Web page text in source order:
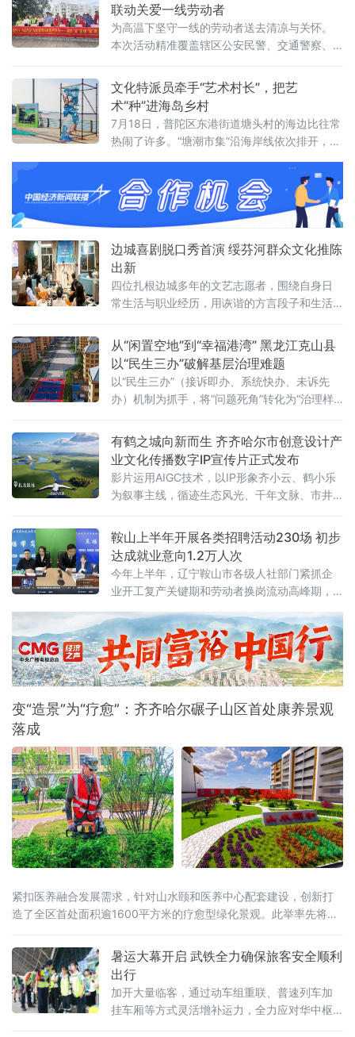
观光列车创新开展“流动楚韵•夜游江城”主题文
旅活动
联动关爱一线劳动者
为高温下坚守一线的劳动者送去清凉与关怀。
本次活动精准覆盖辖区公安民警、交通警察、
文化特派员牵手“艺术村长”，把艺
术“种”进海岛乡村
7月18日，普陀区东港街道塘头村的海边比往常
热闹了许多。“塘潮市集”沿海岸线依次排开，美
里，中国美术学院的学生支起画架，为村民绘
制肖像。文化礼堂内，鱼骨装饰手工体验台前
围满了好奇的参与者。
边城喜剧脱口秀首演 绥芬河群众文化推陈
出新
四位扎根边城多年的文艺志愿者，围绕自身日
常生活与职业经历，用诙谐的方言段子和生活
为边境城市文旅发展增添新亮点。此次脱口秀
首秀，是绥芬河群众艺术馆继广场舞展演、合
唱比赛之后，在群众文艺创作领域的又一全新
探索，打破了传统文艺演出的固有模式。此次
演出由绥芬河市委宣传部、
从“闲置空地”到“幸福港湾” 黑龙江克山县
以“民生三办”破解基层治理难题
以“民生三办”（接诉即办、系统快办、未诉先
办）机制为抓手，将“问题死角”转化为“治理样
索出一条以实干精神解锁基层治理的新路径。
有鹤之城向新而生 齐齐哈尔市创意设计产
业文化传播数字IP宣传片正式发布
影片运用AIGC技术，以IP形象齐小云、鹤小乐
为叙事主线，循迹生态风光、千年文脉、市井
的生态画卷，到薪火相传的匠心坚守；从飘香
四方的烟火味道，到动能澎湃
鞍山上半年开展各类招聘活动230场 初步
达成就业意向1.2万人次
今年上半年，辽宁鞍山市各级人社部门紧抓企
业开工复产关键期和劳动者换岗流动高峰期，
企护航”保用工促就业助振兴行动为抓手，开展
线上线下各类招聘活动230场，累计参会企业
7340家次，提供就业岗位11.36万个次，初步
达成就业意向1.2万人次。
变“造景”为“疗愈”：齐齐哈尔碾子山区首处康养景观
落成
紧扣医养融合发展需求，针对山水颐和医养中心配套建设，创新打
造了全区首处面积逾1600平方米的疗愈型绿化景观。此举率先将疗
板，为区域医养结合事业注入绿色动能。据介绍，该项目建设改变
了传统“重观赏、轻功能”的模式，围绕“医养融合、身心共愈”定位
暑运大幕开启 武铁全力确保旅客安全顺利
出行
加开大量临客，通过动车组重联、普速列车加
挂车厢等方式灵活增补运力，全力应对华中枢